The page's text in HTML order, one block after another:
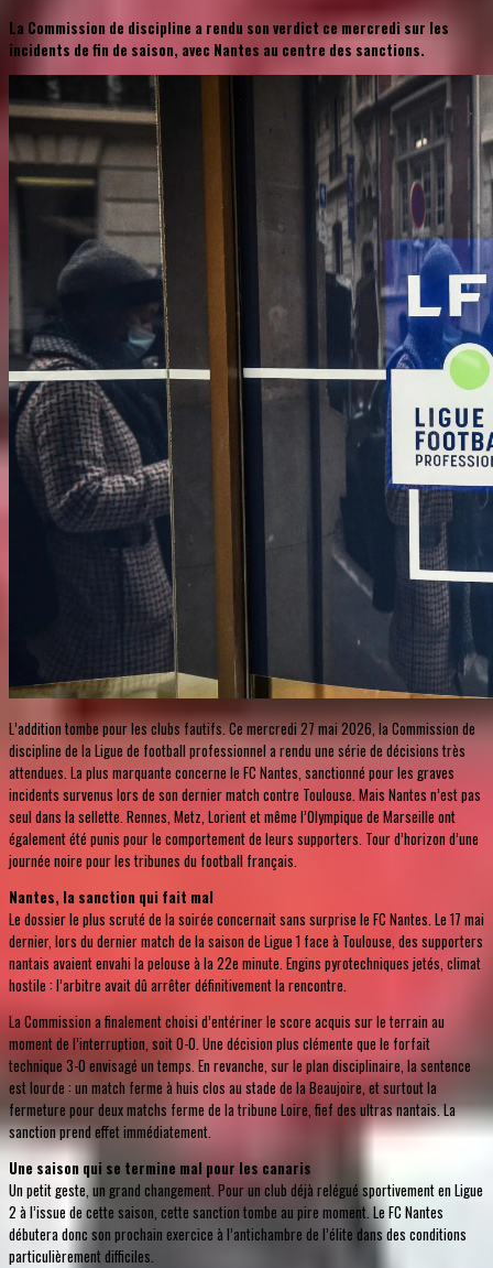
La Commission de discipline a rendu son verdict ce mercredi sur les
incidents de fin de saison, avec Nantes au centre des sanctions.
L’addition tombe pour les clubs fautifs. Ce mercredi 27 mai 2026, la Commission de
discipline de la Ligue de football professionnel a rendu une série de décisions très
attendues. La plus marquante concerne le FC Nantes, sanctionné pour les graves
incidents survenus lors de son dernier match contre Toulouse. Mais Nantes n’est pas
seul dans la sellette. Rennes, Metz, Lorient et même l’Olympique de Marseille ont
également été punis pour le comportement de leurs supporters. Tour d’horizon d’une
journée noire pour les tribunes du football français.
Nantes, la sanction qui fait mal
Le dossier le plus scruté de la soirée concernait sans surprise le FC Nantes. Le 17 mai
dernier, lors du dernier match de la saison de Ligue 1 face à Toulouse, des supporters
nantais avaient envahi la pelouse à la 22e minute. Engins pyrotechniques jetés, climat
hostile : l’arbitre avait dû arrêter définitivement la rencontre.
La Commission a finalement choisi d’entériner le score acquis sur le terrain au
moment de l’interruption, soit 0-0. Une décision plus clémente que le forfait
technique 3-0 envisagé un temps. En revanche, sur le plan disciplinaire, la sentence
est lourde : un match ferme à huis clos au stade de la Beaujoire, et surtout la
fermeture pour deux matchs ferme de la tribune Loire, fief des ultras nantais. La
sanction prend effet immédiatement.
Une saison qui se termine mal pour les canaris
Un petit geste, un grand changement. Pour un club déjà relégué sportivement en Ligue
2 à l’issue de cette saison, cette sanction tombe au pire moment. Le FC Nantes
débutera donc son prochain exercice à l’antichambre de l’élite dans des conditions
particulièrement difficiles.